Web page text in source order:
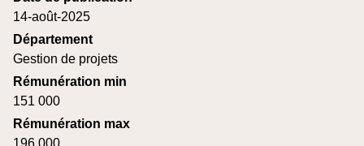
14-août-2025
Département
Gestion de projets
Rémunération min
151 000
Rémunération max
196 000